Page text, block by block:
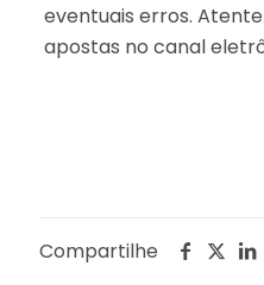
eventuais erros.
apostas no canal
Compartilhe